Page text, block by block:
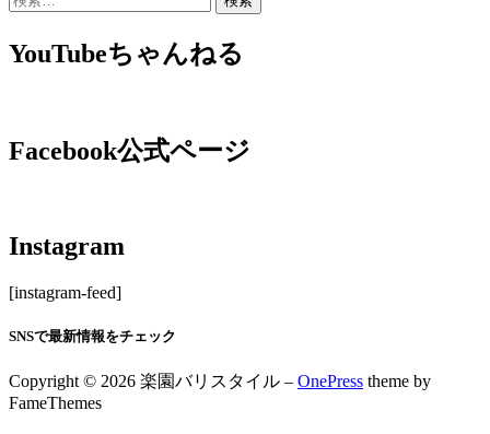
YouTubeちゃんねる
Facebook公式ページ
Instagram
[instagram-feed]
SNSで最新情報をチェック
Copyright © 2026 楽園バリスタイル – OnePress theme by
FameThemes